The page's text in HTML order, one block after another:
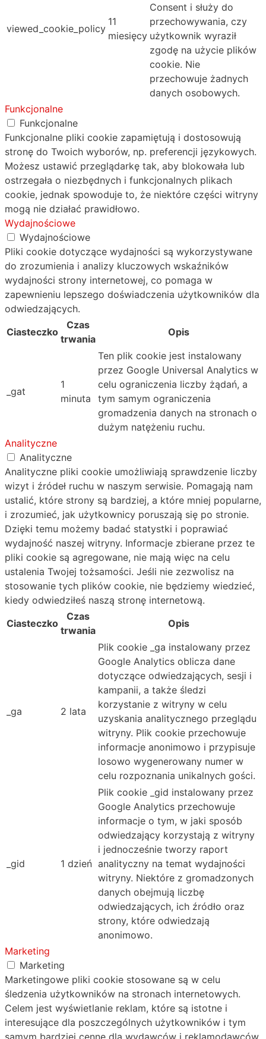
viewed_cookie_policy
11
miesięcy
Consent i służy do
przechowywania, czy
użytkownik wyraził
zgodę na użycie plików
cookie. Nie
przechowuje żadnych
danych osobowych.
Funkcjonalne
Funkcjonalne
Funkcjonalne pliki cookie zapamiętują i dostosowują
stronę do Twoich wyborów, np. preferencji językowych.
Możesz ustawić przeglądarkę tak, aby blokowała lub
ostrzegała o niezbędnych i funkcjonalnych plikach
cookie, jednak spowoduje to, że niektóre części witryny
mogą nie działać prawidłowo.
Wydajnościowe
Wydajnościowe
Pliki cookie dotyczące wydajności są wykorzystywane
do zrozumienia i analizy kluczowych wskaźników
wydajności strony internetowej, co pomaga w
zapewnieniu lepszego doświadczenia użytkowników dla
odwiedzających.
Ciasteczko
Czas
trwania
Opis
_gat
1
minuta
Ten plik cookie jest instalowany
przez Google Universal Analytics w
celu ograniczenia liczby żądań, a
tym samym ograniczenia
gromadzenia danych na stronach o
dużym natężeniu ruchu.
Analityczne
Analityczne
Analityczne pliki cookie umożliwiają sprawdzenie liczby
wizyt i źródeł ruchu w naszym serwisie. Pomagają nam
ustalić, które strony są bardziej, a które mniej popularne,
i zrozumieć, jak użytkownicy poruszają się po stronie.
Dzięki temu możemy badać statystki i poprawiać
wydajność naszej witryny. Informacje zbierane przez te
pliki cookie są agregowane, nie mają więc na celu
ustalenia Twojej tożsamości. Jeśli nie zezwolisz na
stosowanie tych plików cookie, nie będziemy wiedzieć,
kiedy odwiedziłeś naszą stronę internetową.
Ciasteczko
Czas
trwania
Opis
_ga 2 lata
Plik cookie _ga instalowany przez
Google Analytics oblicza dane
dotyczące odwiedzających, sesji i
kampanii, a także śledzi
korzystanie z witryny w celu
uzyskania analitycznego przeglądu
witryny. Plik cookie przechowuje
informacje anonimowo i przypisuje
losowo wygenerowany numer w
celu rozpoznania unikalnych gości.
_gid 1 dzień
Plik cookie _gid instalowany przez
Google Analytics przechowuje
informacje o tym, w jaki sposób
odwiedzający korzystają z witryny
i jednocześnie tworzy raport
analityczny na temat wydajności
witryny. Niektóre z gromadzonych
danych obejmują liczbę
odwiedzających, ich źródło oraz
strony, które odwiedzają
anonimowo.
Marketing
Marketing
Marketingowe pliki cookie stosowane są w celu
śledzenia użytkowników na stronach internetowych.
Celem jest wyświetlanie reklam, które są istotne i
interesujące dla poszczególnych użytkowników i tym